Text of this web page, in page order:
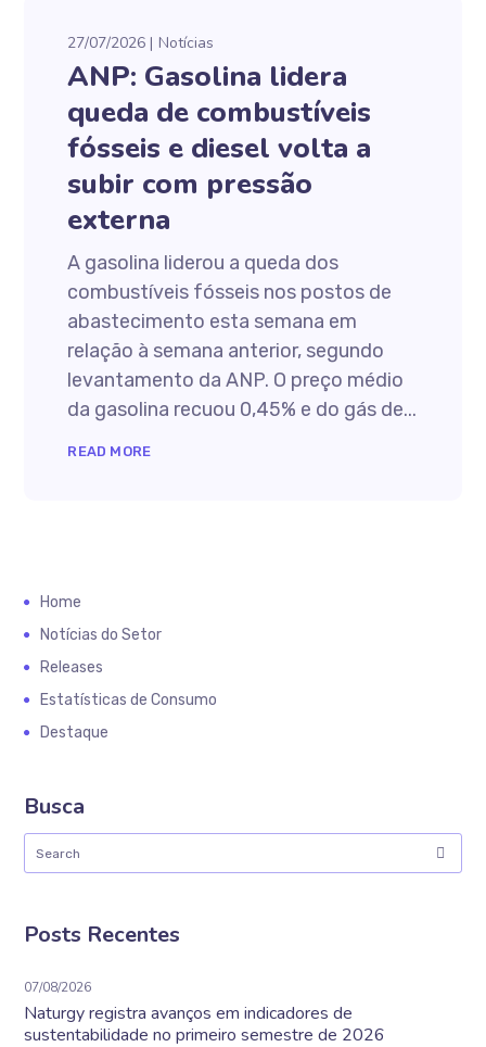
27/07/2026 Notícias
ANP: Gasolina lidera
queda de combustíveis
fósseis e diesel volta a
subir com pressão
externa
A gasolina liderou a queda dos
combustíveis fósseis nos postos de
abastecimento esta semana em
relação à semana anterior, segundo
levantamento da ANP. O preço médio
da gasolina recuou 0,45% e do gás de...
READ MORE
Home
Notícias do Setor
Releases
Estatísticas de Consumo
Destaque
Busca
Posts Recentes
07/08/2026
Naturgy registra avanços em indicadores de
sustentabilidade no primeiro semestre de 2026